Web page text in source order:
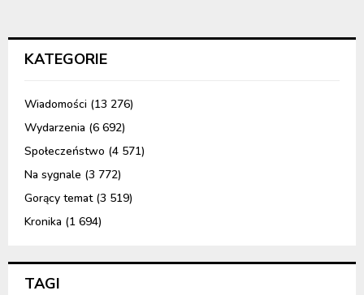
KATEGORIE
Wiadomości (13 276)
Wydarzenia (6 692)
Społeczeństwo (4 571)
Na sygnale (3 772)
Gorący temat(3 519)
Kronika (1 694)
TAGI